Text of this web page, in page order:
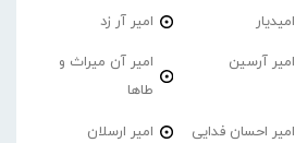
امیدیار امیر آر زد
امیر آرسین
امیر آن میراث و
طاها
امیر احسان فدایی امیر ارسلان